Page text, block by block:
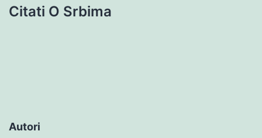
Citati O Srbima
Autori